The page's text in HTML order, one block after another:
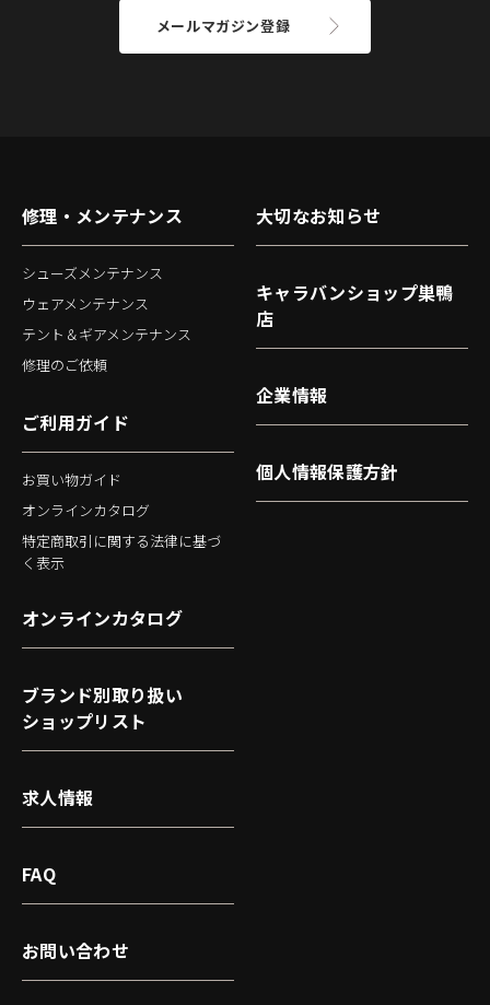
メールマガジン登録
修理・メンテナンス
シューズメンテナンス
ウェアメンテナンス
テント＆ギアメンテナンス
修理のご依頼
ご利用ガイド
お買い物ガイド
オンラインカタログ
特定商取引に関する法律に基づ
く表示
大切なお知らせ
キャラバンショップ巣鴨
店
企業情報
個人情報保護方針
オンラインカタログ
ブランド別取り扱い
ショップリスト
求人情報
FAQ
お問い合わせ